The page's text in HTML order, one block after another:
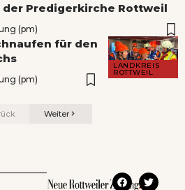
Predigerkirche Rottweil
(pm)
LANDKREIS
ROTTWEIL
für den
(pm)
Weiter